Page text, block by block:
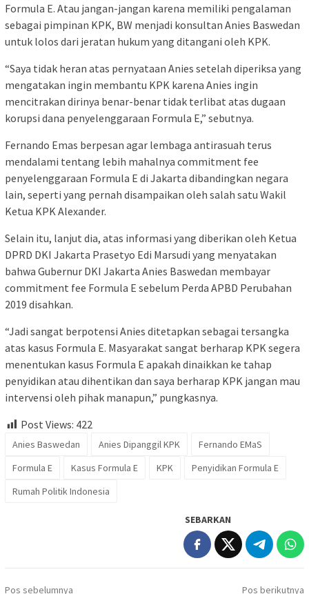
Formula E. Atau jangan-jangan karena memiliki pengalaman
sebagai pimpinan KPK, BW menjadi konsultan Anies Baswedan
untuk lolos dari jeratan hukum yang ditangani oleh KPK.
“Saya tidak heran atas pernyataan Anies setelah diperiksa yang
mengatakan ingin membantu KPK karena Anies ingin
mencitrakan dirinya benar-benar tidak terlibat atas dugaan
korupsi dana penyelenggaraan Formula E,” sebutnya.
Fernando Emas berpesan agar lembaga antirasuah terus
mendalami tentang lebih mahalnya commitment fee
penyelenggaraan Formula E di Jakarta dibandingkan negara
lain, seperti yang pernah disampaikan oleh salah satu Wakil
Ketua KPK Alexander.
Selain itu, lanjut dia, atas informasi yang diberikan oleh Ketua
DPRD DKI Jakarta Prasetyo Edi Marsudi yang menyatakan
bahwa Gubernur DKI Jakarta Anies Baswedan membayar
commitment fee Formula E sebelum Perda APBD Perubahan
2019 disahkan.
“Jadi sangat berpotensi Anies ditetapkan sebagai tersangka
atas kasus Formula E. Masyarakat sangat berharap KPK segera
menentukan kasus Formula E apakah dinaikkan ke tahap
penyidikan atau dihentikan dan saya berharap KPK jangan mau
intervensi oleh pihak manapun,” pungkasnya.
Post Views: 422
Anies Baswedan Anies Dipanggil KPK
Fernando EMaS
Formula E
Kasus Formula E KPK
Penyidikan Formula E
Rumah Politik Indonesia
SEBARKAN
Navigasi
Pos sebelumnya
Pos berikutnya